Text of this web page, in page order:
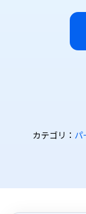
カテゴリ： パ